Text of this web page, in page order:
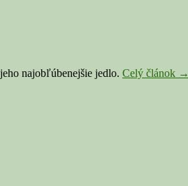
najobľúbenejšie jedlo. Celý článok A.
→